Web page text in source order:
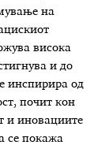
на
висока
и до
инспирира од
почит кон
и иновациите
се покажа